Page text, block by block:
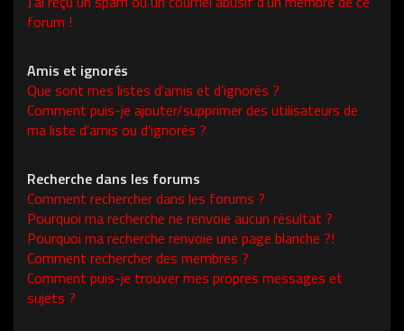
forum !
Amis et ignorés
Que sont mes listes d’amis et d’ignorés ?
Comment puis-je ajouter/supprimer des utilisateurs de
ma liste d’amis ou d’ignorés ?
Recherche dans les forums
Comment rechercher dans les forums ?
Pourquoi ma recherche ne renvoie aucun résultat ?
Pourquoi ma recherche renvoie une page blanche ?!
Comment rechercher des membres ?
Comment puis-je trouver mes propres messages et
sujets ?